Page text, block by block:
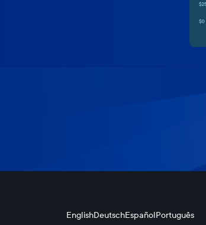
EnglishDeutschEspañolPortuguês